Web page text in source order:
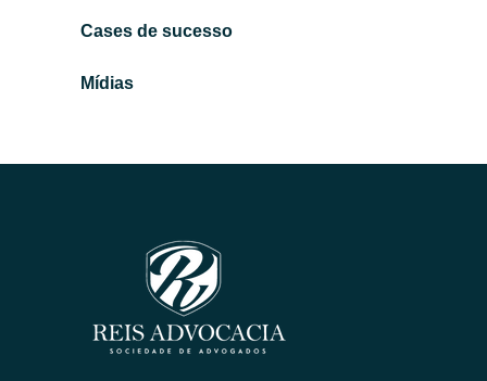
Cases de sucesso
Mídias